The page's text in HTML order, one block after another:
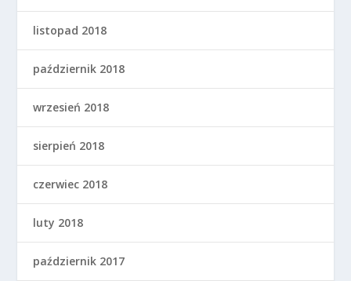
listopad 2018
październik 2018
wrzesień 2018
sierpień 2018
czerwiec 2018
luty 2018
październik 2017